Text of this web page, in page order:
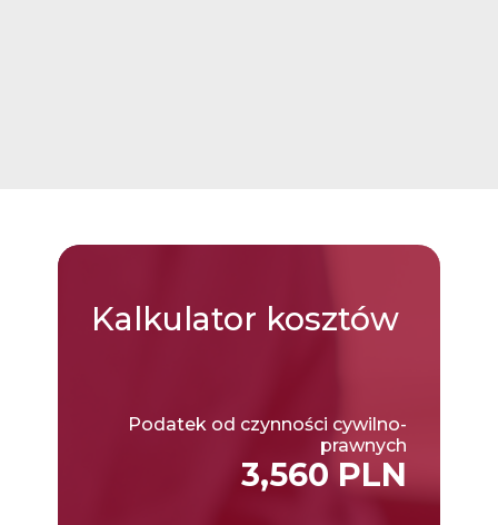
Kalkulator kosztów
Podatek od czynności cywilno-
prawnych
3,560 PLN